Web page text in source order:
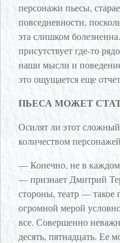
персонажи пьесы,
повседневности,
эта слишком
присутствует где-то
наши мысли и
это ощущается еще
ПЬЕСА МОЖЕТ
Осилят ли этот
количеством
— Конечно, не в каждом
— признает Дмитрий
стороны, театр — такое
огромной мерой
все. Совершенно
десять, пятнадцать. Ее